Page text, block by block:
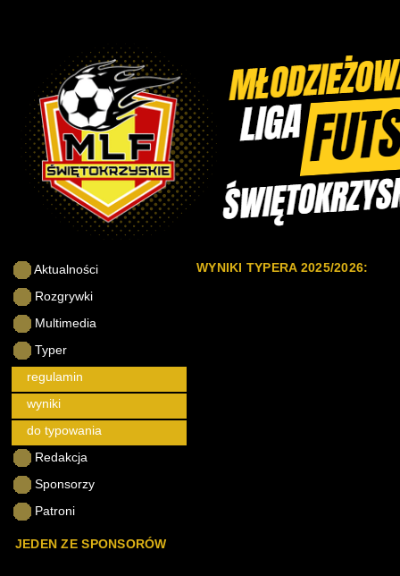
Aktualności
Rozgrywki
Multimedia
Typer
regulamin
wyniki
do typowania
Redakcja
Sponsorzy
Patroni
JEDEN ZE SPONSORÓW
WYNIKI TYPERA 2025/2026: